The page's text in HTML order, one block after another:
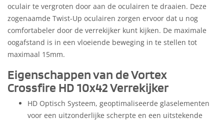
oculair te vergroten door aan de oculairen te draaien. Deze
zogenaamde Twist-Up oculairen zorgen ervoor dat u nog
comfortabeler door de verrekijker kunt kijken. De maximale
oogafstand is in een vloeiende beweging in te stellen tot
maximaal 15mm.
Eigenschappen van de Vortex
Crossfire HD 10x42 Verrekijker
HD Optisch Systeem, geoptimaliseerde glaselementen
voor een uitzonderlijke scherpte en een uitstekende